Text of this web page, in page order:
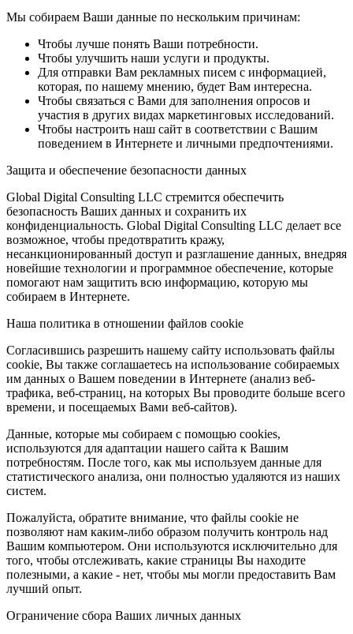
Мы собираем Ваши данные по нескольким причинам:
Чтобы лучше понять Ваши потребности.
Чтобы улучшить наши услуги и продукты.
Для отправки Вам рекламных писем с информацией,
которая, по нашему мнению, будет Вам интересна.
Чтобы связаться с Вами для заполнения опросов и
участия в других видах маркетинговых исследований.
Чтобы настроить наш сайт в соответствии с Вашим
поведением в Интернете и личными предпочтениями.
Защита и обеспечение безопасности данных
Global Digital Consulting LLC стремится обеспечить
безопасность Ваших данных и сохранить их
конфиденциальность. Global Digital Consulting LLC делает все
возможное, чтобы предотвратить кражу,
несанкционированный доступ и разглашение данных, внедряя
новейшие технологии и программное обеспечение, которые
помогают нам защитить всю информацию, которую мы
собираем в Интернете.
Наша политика в отношении файлов cookie
Согласившись разрешить нашему сайту использовать файлы
cookie, Вы также соглашаетесь на использование собираемых
им данных о Вашем поведении в Интернете (анализ веб-
трафика, веб-страниц, на которых Вы проводите больше всего
времени, и посещаемых Вами веб-сайтов).
Данные, которые мы собираем с помощью cookies,
используются для адаптации нашего сайта к Вашим
потребностям. После того, как мы используем данные для
статистического анализа, они полностью удаляются из наших
систем.
Пожалуйста, обратите внимание, что файлы cookie не
позволяют нам каким-либо образом получить контроль над
Вашим компьютером. Они используются исключительно для
того, чтобы отслеживать, какие страницы Вы находите
полезными, а какие - нет, чтобы мы могли предоставить Вам
лучший опыт.
Ограничение сбора Ваших личных данных